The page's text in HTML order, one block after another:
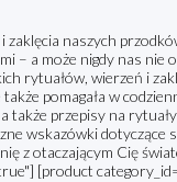
zaklęcia naszych
– a może nigdy nas nie
rytuałów, wierzeń i
pomagała w
także przepisy na
wskazówki dotyczące
z otaczającym Cię
[product